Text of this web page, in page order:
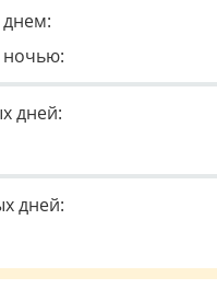
днем:
ночью:
дней:
дней: